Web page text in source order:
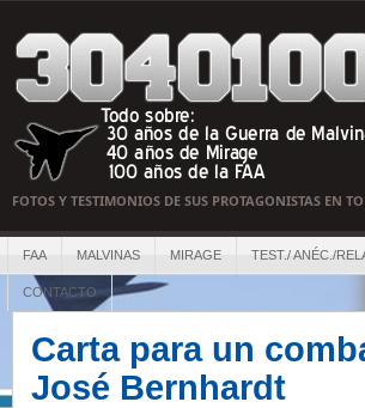
FOTOS Y TESTIMONIOS DE SUS PROTAGONISTAS EN
FAA MALVINAS MIRAGE TEST./ ANÉC./
CONTACTO
Carta para un
José Bernhardt